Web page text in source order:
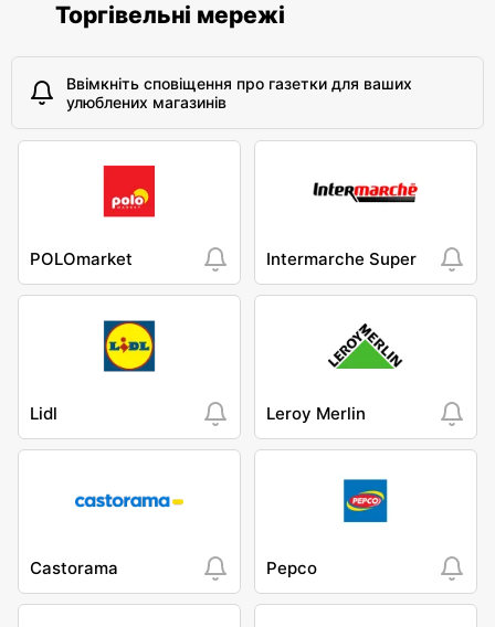
Торгівельні мережі
Ввімкніть сповіщення про газетки для ваших
улюблених магазинів
POLOmarket Intermarche Super
Lidl Leroy Merlin
Castorama Pepco